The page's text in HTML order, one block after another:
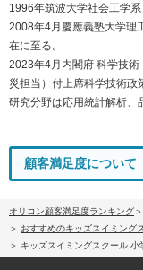
1996年筑波大学社会工学
2008年4月慶應義塾大学理
在に至る。
2023年4月内閣府 科学技
災担当）付上席科学技術政
研究分野は応用統計解析、
顧客満足度について
オリコン顧客満足度ランキング
おすすめのキッズスイミング
キッズスイミングスクール